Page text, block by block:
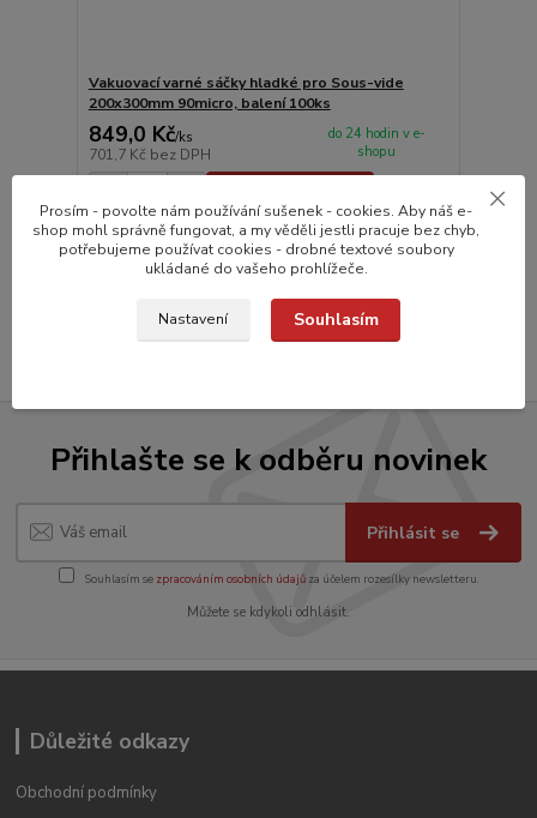
Vakuovací varné sáčky hladké pro Sous-vide
200x300mm 90micro, balení 100ks
849,0 Kč/ks
701,7 Kč bez DPH
do 24 hodin v e-
shopu
strana z 1
Přihlašte se k odběru novinek
Přihlásit se
Souhlasím se zpracováním osobních údajůza účelem rozesílky newsletteru.
Můžete se kdykoli odhlásit.
Důležité odkazy
Obchodní podmínky
Prosím - povolte nám používání sušenek - cookies. Aby náš e-
shop mohl správně fungovat, a my věděli jestli pracuje bez chyb,
potřebujeme používat cookies - drobné textové soubory
ukládané do vašeho prohlížeče.
Nastavení Souhlasím